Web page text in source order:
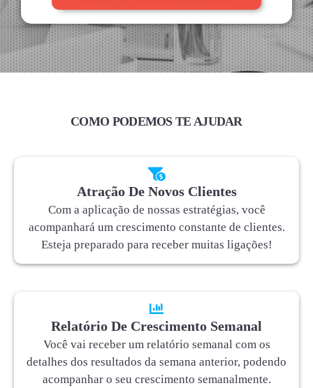
COMO PODEMOS TE AJUDAR
Atração De Novos Clientes
Com a aplicação de nossas estratégias, você
acompanhará um crescimento constante de clientes.
Esteja preparado para receber muitas ligações!
Relatório De Crescimento Semanal
Você vai receber um relatório semanal com os
detalhes dos resultados da semana anterior, podendo
acompanhar o seu crescimento semanalmente.